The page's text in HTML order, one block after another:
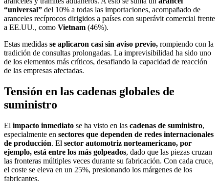
“universal” del 10% a todas las importaciones, acompañado de
aranceles recíprocos dirigidos a países con superávit comercial frente
a EE.UU., como Vietnam (46%).
Estas medidas se aplicaron casi sin aviso previo, rompiendo con la
tradición de consultas prolongadas. La imprevisibilidad ha sido uno
de los elementos más críticos, desafiando la capacidad de reacción
de las empresas afectadas.
Tensión en las cadenas globales de
suministro
El impacto inmediato se ha visto en las cadenas de suministro,
especialmente en sectores que dependen de redes internacionales
de producción. El sector automotriz norteamericano, por
ejemplo, está entre los más golpeados, dado que las piezas cruzan
las fronteras múltiples veces durante su fabricación. Con cada cruce,
el coste se eleva en un 25%, presionando los márgenes de los
fabricantes.